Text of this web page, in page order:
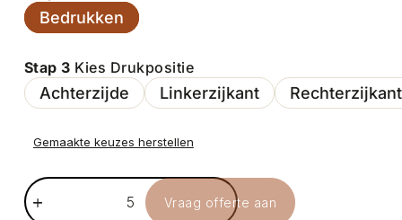
Bedrukken
Stap 3 Kies Drukpositie
Achterzijde Linkerzijkant Rechterzijkant
Gemaakte keuzes herstellen
Vraag offerte aan